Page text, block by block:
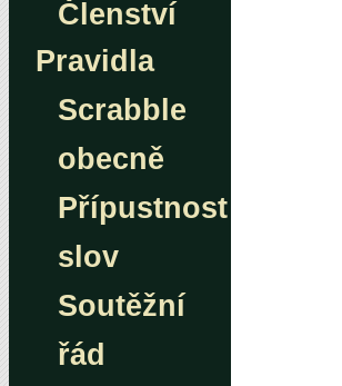
Členství
Pravidla
Scrabble
obecně
Přípustnost
slov
Soutěžní
řád